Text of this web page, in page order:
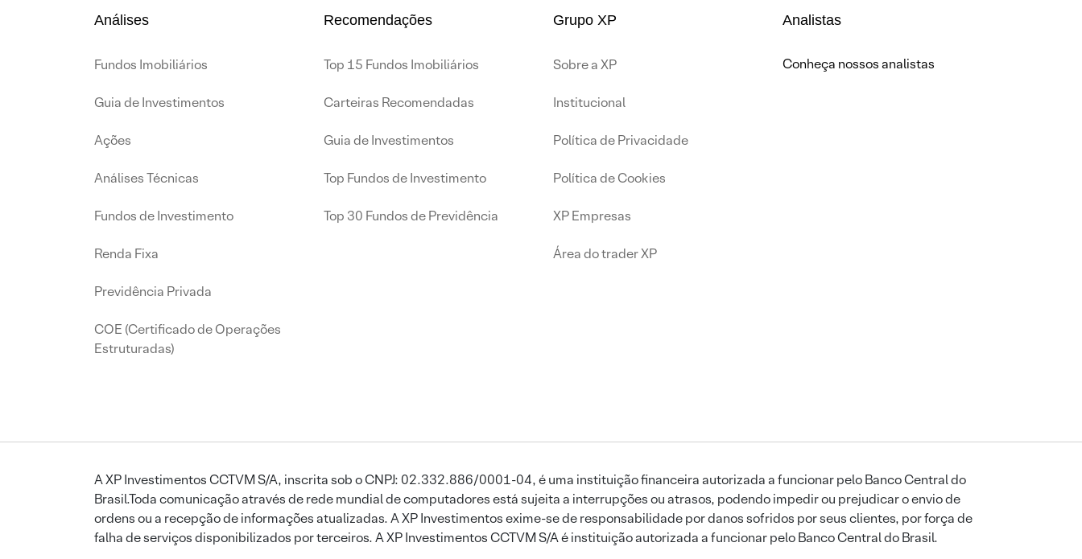
Análises
Fundos Imobiliários
Guia de Investimentos
Ações
Análises Técnicas
Fundos de Investimento
Renda Fixa
Previdência Privada
COE (Certificado de Operações
Estruturadas)
Recomendações
Top 15 Fundos Imobiliários
Carteiras Recomendadas
Guia de Investimentos
Top Fundos de Investimento
Top 30 Fundos de Previdência
Grupo XP
Sobre a XP
Institucional
Política de Privacidade
Política de Cookies
XP Empresas
Área do trader XP
Analistas
Conheça nossos analistas
A XP Investimentos CCTVM S/A, inscrita sob o CNPJ: 02.332.886/0001-04, é uma instituição financeira autorizada a funcionar pelo Banco Central do
Brasil.Toda comunicação através de rede mundial de computadores está sujeita a interrupções ou atrasos, podendo impedir ou prejudicar o envio de
ordens ou a recepção de informações atualizadas. A XP Investimentos exime-se de responsabilidade por danos sofridos por seus clientes, por força de
falha de serviços disponibilizados por terceiros. A XP Investimentos CCTVM S/A é instituição autorizada a funcionar pelo Banco Central do Brasil.